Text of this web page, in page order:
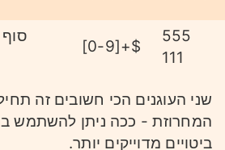
[0-9]+$
555
111
שני העוגנים הכי חשובים זה
המחרוזת - ככה ניתן להשתמש
ביטויים מדוייקים יותר.